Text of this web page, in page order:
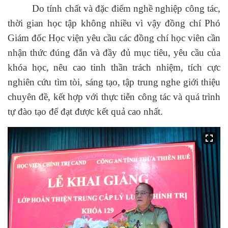
Do tính chất và đặc điểm nghề nghiệp công tác,
thời gian học tập không nhiều vì vậy đồng chí Phó
Giám đốc Học viện yêu cầu các đồng chí học viên cần
nhận thức đúng đắn và đầy đủ mục tiêu, yêu cầu của
khóa học, nêu cao tinh thần trách nhiệm, tích cực
nghiên cứu tìm tòi, sáng tạo, tập trung nghe giới thiệu
chuyên đề, kết hợp với thực tiễn công tác và quá trình
tự đào tạo để đạt được kết quả cao nhất.